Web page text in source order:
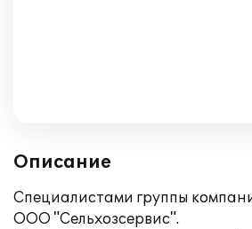
Описание
Специалистами группы
ООО "Сельхозсервис".